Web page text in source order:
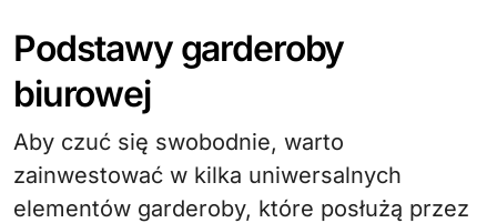
Podstawy garderoby
biurowej
Aby czuć się swobodnie, warto
zainwestować w kilka uniwersalnych
elementów garderoby, które posłużą przez